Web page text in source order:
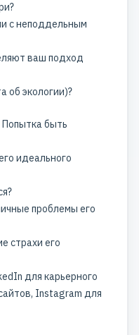
с неподдельным
ваш подход
об экологии)?
быть
идеального
проблемы его
страхи его
для карьерного
Instagram для